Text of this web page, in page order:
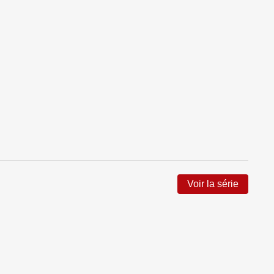
Voir la série